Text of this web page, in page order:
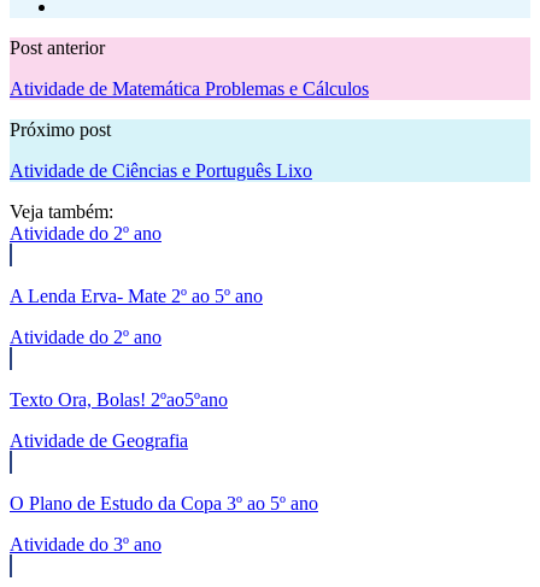
Post anterior
Atividade de Matemática Problemas e Cálculos
Próximo post
Atividade de Ciências e Português Lixo
Veja também:
Atividade do 2º ano
A Lenda Erva- Mate 2º ao 5º ano
Atividade do 2º ano
Texto Ora, Bolas! 2ºao5ºano
Atividade de Geografia
O Plano de Estudo da Copa 3º ao 5º ano
Atividade do 3º ano